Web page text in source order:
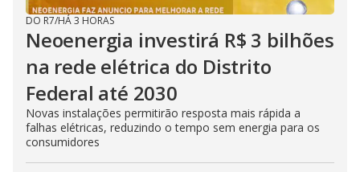
DO R7/HÁ 3 HORAS
Neoenergia investirá R$ 3 bilhões
na rede elétrica do Distrito
Federal até 2030
Novas instalações permitirão resposta mais rápida a
falhas elétricas, reduzindo o tempo sem energia para os
consumidores